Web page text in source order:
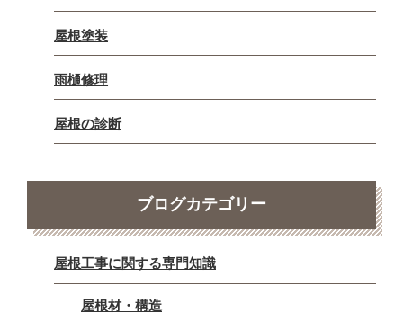
屋根塗装
雨樋修理
屋根の診断
ブログカテゴリー
屋根工事に関する専門知識
屋根材・構造